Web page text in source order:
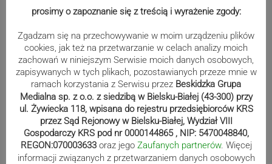
Reklamaprosimy o zapoznanie się z treścią i wyrażenie zgody:
Zgadzam się na przechowywanie w moim urządzeniu plików
cookies, jak też na przetwarzanie w celach analizy moich
zachowań w niniejszym Serwisie moich danych osobowych,
zapisywanych w tych plikach, pozostawianych przeze mnie w
ramach korzystania z Serwisu przez Beskidzka Grupa
Medialna sp. z o.o. z siedzibą w Bielsku-Białej (43-300) przy
ul. Żywiecka 118, wpisana do rejestru przedsiębiorców KRS
przez Sąd Rejonowy w Bielsku-Białej, Wydział VIII
Gospodarczy KRS pod nr 0000144865 , NIP: 5470048840,
REGON:070003633 oraz jego Zaufanych partnerów. Więcej
informacji związanych z przetwarzaniem danych osobowych